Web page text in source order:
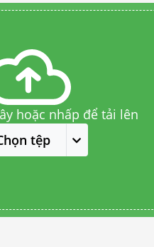
hoặc nhấp để tải lên
tệp